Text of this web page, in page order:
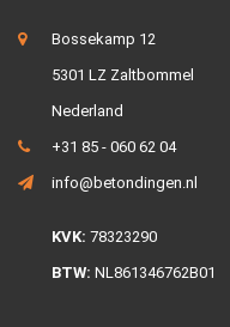
Bossekamp 12
5301 LZ Zaltbommel
Nederland
+31 85 - 060 62 04
info@betondingen.nl
KVK: 78323290
BTW: NL861346762B01